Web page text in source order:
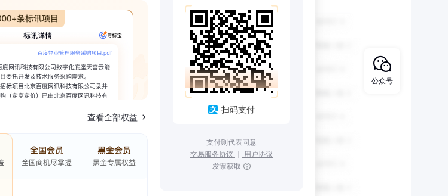
查看全部权益
扫码支付
支付则代表同意
交易服务协议 ｜ 用户协议
发票获取
公众号